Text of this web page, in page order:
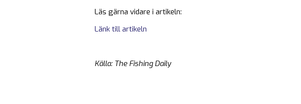
Läs gärna vidare i artikeln:
Länk till artikeln
Källa: The Fishing Daily